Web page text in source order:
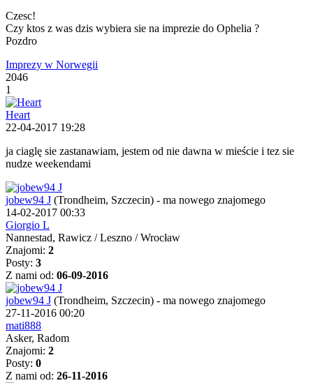
Czesc!
Czy ktos z was dzis wybiera sie na imprezie do Ophelia ?
Pozdro
Imprezy w Norwegii
2046
1
Heart
22-04-2017 19:28
ja ciaglę sie zastanawiam, jestem od nie dawna w mieście i tez sie
nudze weekendami
jobew94 J (Trondheim, Szczecin) - ma nowego znajomego
14-02-2017 00:33
Giorgio L
Nannestad, Rawicz / Leszno / Wrocław
Znajomi: 2
Posty: 3
Z nami od: 06-09-2016
jobew94 J (Trondheim, Szczecin) - ma nowego znajomego
27-11-2016 00:20
mati888
Asker, Radom
Znajomi: 2
Posty: 0
Z nami od: 26-11-2016